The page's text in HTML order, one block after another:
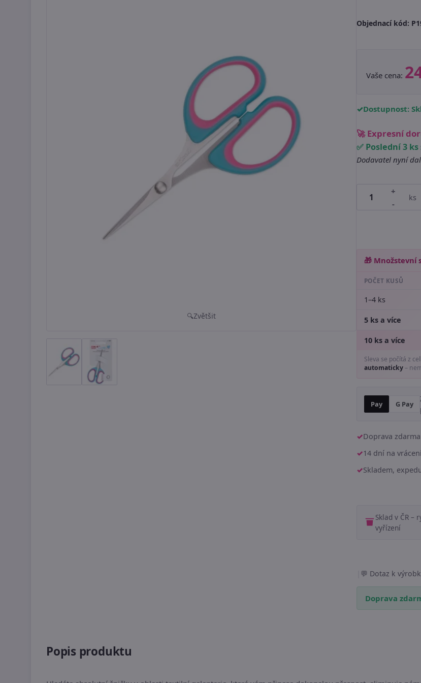
Zvětšit
Objednací kód:
Vaše cena:
Dostupnost:
🚀 Expresní
✅ Poslední 3
Dodavatel nyní
+
-
ks
🎁 Množstevní
POČET KUSŮ
1–4 ks
5 ks a více
10 ks a více
Sleva se počítá z
automaticky–
Pay G Pay
Doprava
14 dní na
Skladem,
Sklad v ČR –
vyřízení
Dotaz k
Doprava
Popis produktu